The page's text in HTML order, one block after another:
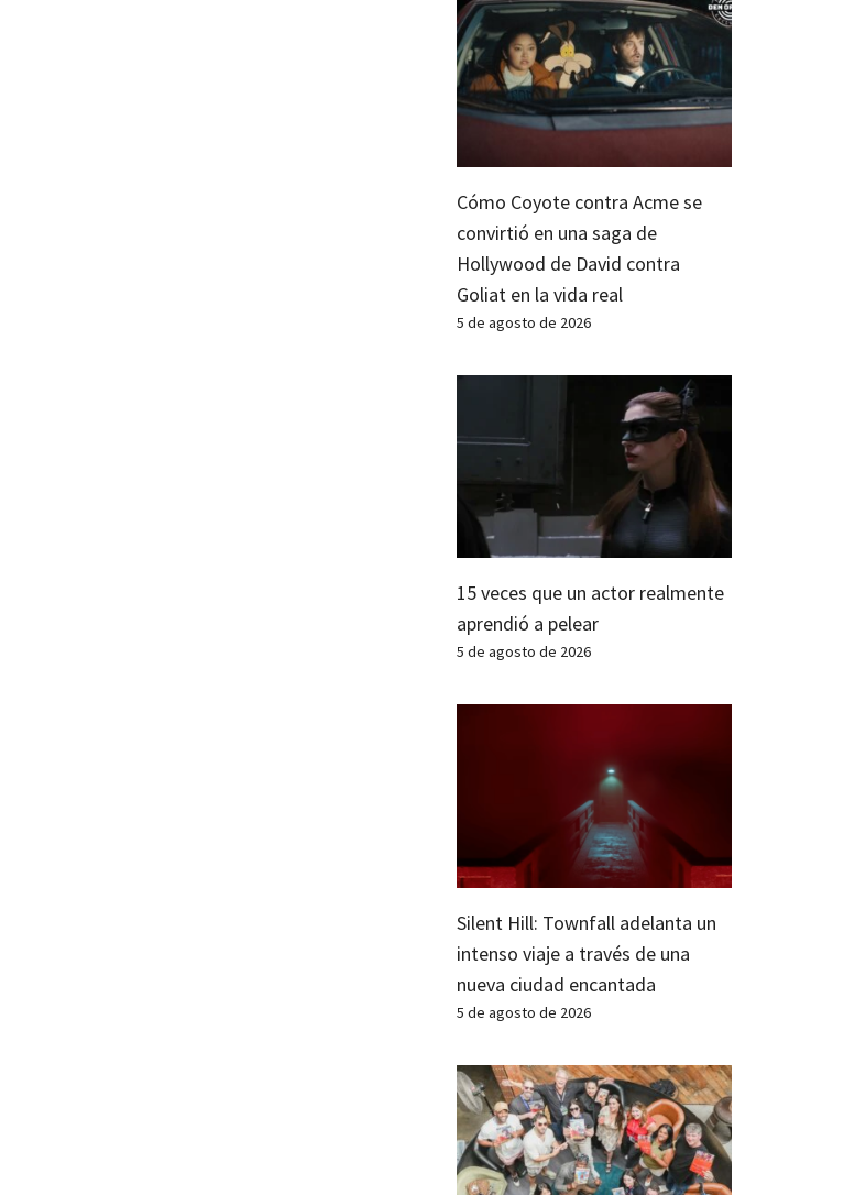
Cómo Coyote contra Acme se
convirtió en una saga de
Hollywood de David contra
Goliat en la vida real
5 de agosto de 2026
15 veces que un actor realmente
aprendió a pelear
5 de agosto de 2026
Silent Hill: Townfall adelanta un
intenso viaje a través de una
nueva ciudad encantada
5 de agosto de 2026